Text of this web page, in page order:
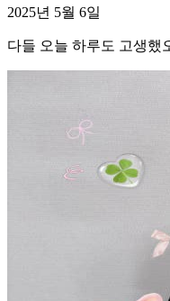
2025년 5월 6일
다들 오늘 하루도 고생했